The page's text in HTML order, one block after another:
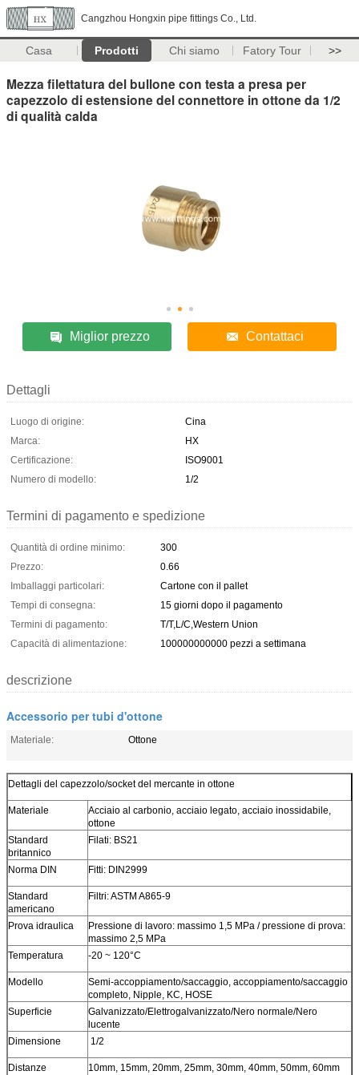
Cangzhou Hongxin pipe fittings Co., Ltd.
Casa Prodotti Chi siamo Fatory Tour >>
Mezza filettatura del bullone con testa a presa per
capezzolo di estensione del connettore in ottone da 1/2
di qualità calda
Miglior prezzo Contattaci
Dettagli
Luogo di origine:
Cina
Marca:
HX
Certificazione:
ISO9001
Numero di modello:
1/2
Termini di pagamento e spedizione
Quantità di ordine minimo:
300
Prezzo:
0.66
Imballaggi particolari:
Cartone con il pallet
Tempi di consegna:
15 giorni dopo il pagamento
Termini di pagamento:
T/T,L/C,Western Union
Capacità di alimentazione:
100000000000 pezzi a settimana
descrizione
Accessorio per tubi d'ottone
Materiale: Ottone
Dettagli del capezzolo/socket del mercante in ottone
Materiale
Acciaio al carbonio, acciaio legato, acciaio inossidabile,
ottone
Standard
britannico
Filati: BS21
Norma DIN Fitti: DIN2999
Standard
americano
Filtri: ASTM A865-9
Prova idraulica
Pressione di lavoro: massimo 1,5 MPa / pressione di prova:
massimo 2,5 MPa
Temperatura
-20 ~ 120°C
Modello
Semi-accoppiamento/saccaggio, accoppiamento/saccaggio
completo, Nipple, KC, HOSE
Superficie
Galvanizzato/Elettrogalvanizzato/Nero normale/Nero
lucente
Dimensione
1/2
Distanze 10mm, 15mm, 20mm, 25mm, 30mm, 40mm, 50mm, 60mm